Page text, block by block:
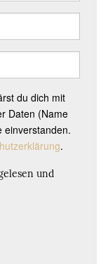
du dich mit
Daten (Name
einverstanden.
.
und